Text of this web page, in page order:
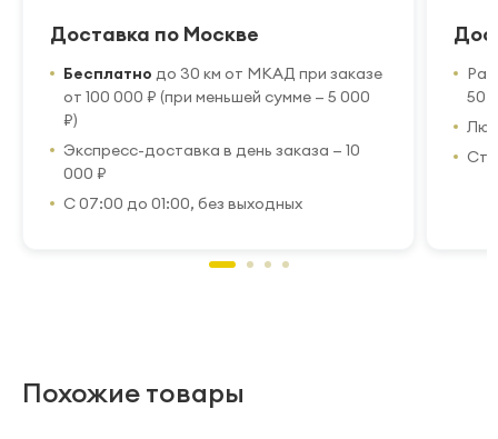
Доставка по Москве
Бесплатно до 30 км от МКАД при заказе
от 100 000 ₽ (при меньшей сумме — 5 000
₽)
Экспресс-доставка в день заказа — 10
000 ₽
С 07:00 до 01:00, без выходных
50
Похожие товары